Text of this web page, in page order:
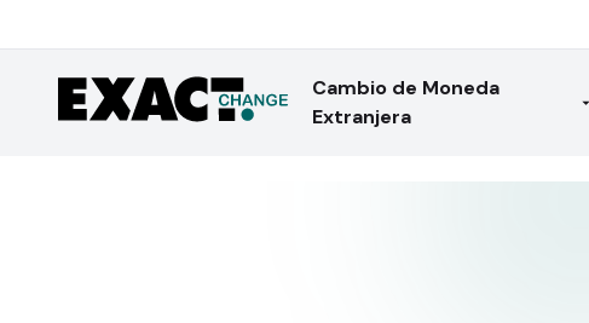
Cambio de Moneda
Extranjera